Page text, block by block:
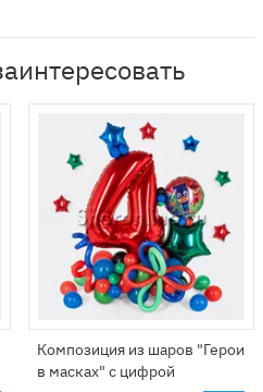
Композиция из шаров "Герои
в масках" с цифрой